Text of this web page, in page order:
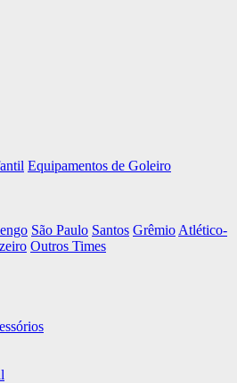
Equipamentos de Goleiro
São Paulo Santos Grêmio Atlético-
Outros Times